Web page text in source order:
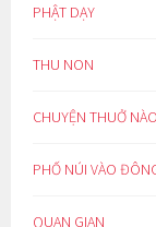
PHẬT DẠY
THU NON
CHUYỆN THUỞ
PHỐ NÚI VÀO
QUAN GIAN